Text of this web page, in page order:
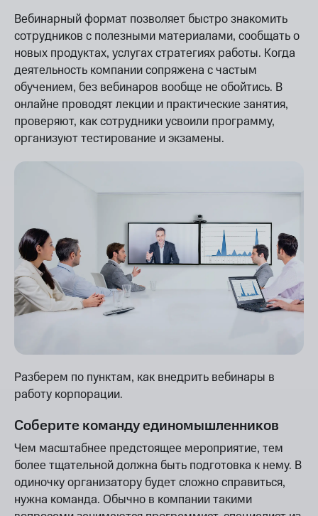
Вебинарный формат позволяет быстро знакомить
сотрудников с полезными материалами, сообщать о
новых продуктах, услугах стратегиях работы. Когда
деятельность компании сопряжена с частым
обучением, без вебинаров вообще не обойтись. В
онлайне проводят лекции и практические занятия,
проверяют, как сотрудники усвоили программу,
организуют тестирование и экзамены.
Разберем по пунктам, как внедрить вебинары в
работу корпорации.
Соберите команду единомышленников
Чем масштабнее предстоящее мероприятие, тем
более тщательной должна быть подготовка к нему. В
одиночку организатору будет сложно справиться,
нужна команда. Обычно в компании такими